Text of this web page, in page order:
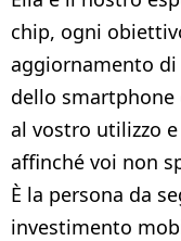
chip, ogni
aggiornamento di
dello
al vostro utilizzo
affinché voi non
È la persona da
investimento